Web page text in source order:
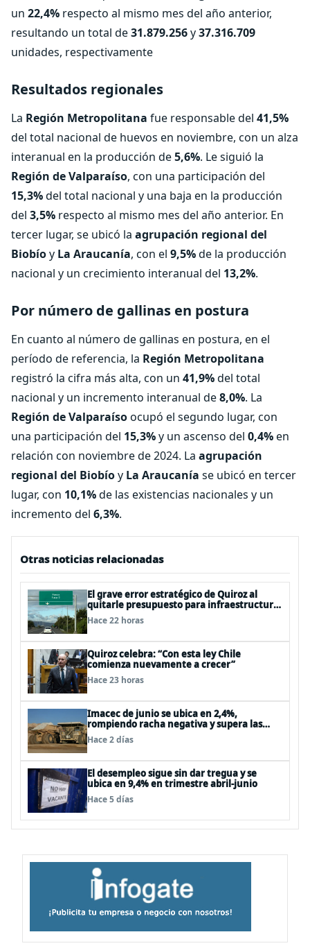
un 22,4% respecto al mismo mes del año anterior,
resultando un total de31.879.256y37.316.709
unidades, respectivamente
Resultados regionales
La Región Metropolitana fue responsable del 41,5%
del total nacional de huevos en noviembre, con un alza
interanual en la producción de5,6%. Le siguió la
Región de Valparaíso, con una participación del
15,3%del total nacional y una baja en la producción
del 3,5% respecto al mismo mes del año anterior. En
tercer lugar, se ubicó la agrupación regional del
Biobíoy La Araucanía, con el 9,5%de la producción
nacional y un crecimiento interanual del 13,2%.
Por número de gallinas en postura
En cuanto al número de gallinas en postura, en el
período de referencia, la Región Metropolitana
registró la cifra más alta, con un 41,9%del total
nacional y un incremento interanual de8,0%. La
Región de Valparaísoocupó el segundo lugar, con
una participación del 15,3%y un ascenso del 0,4%en
relación con noviembre de 2024. La agrupación
regional del Biobíoy La Araucanía se ubicó en tercer
lugar, con 10,1%de las existencias nacionales y un
incremento del 6,3%.
Otras noticias relacionadas
El grave error estratégico de Quiroz al
quitarle presupuesto para infraestructura
vial del Biobío
Hace 22 horas
Quiroz celebra: “Con esta ley Chile
comienza nuevamente a crecer”
Hace 23 horas
Imacec de junio se ubica en 2,4%,
rompiendo racha negativa y supera las
expectativas
Hace 2 días
El desempleo sigue sin dar tregua y se
ubica en 9,4% en trimestre abril-junio
Hace 5 días